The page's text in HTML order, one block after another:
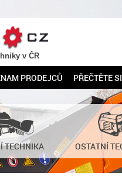
v ČR
PRODEJCŮ PŘEČTĚTE SI
TECHNIKA OSTATNÍ